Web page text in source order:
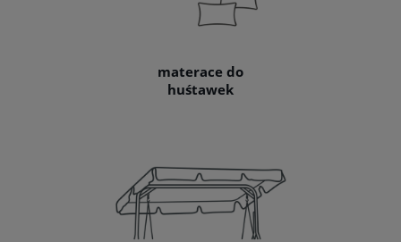
materace do
huśtawek